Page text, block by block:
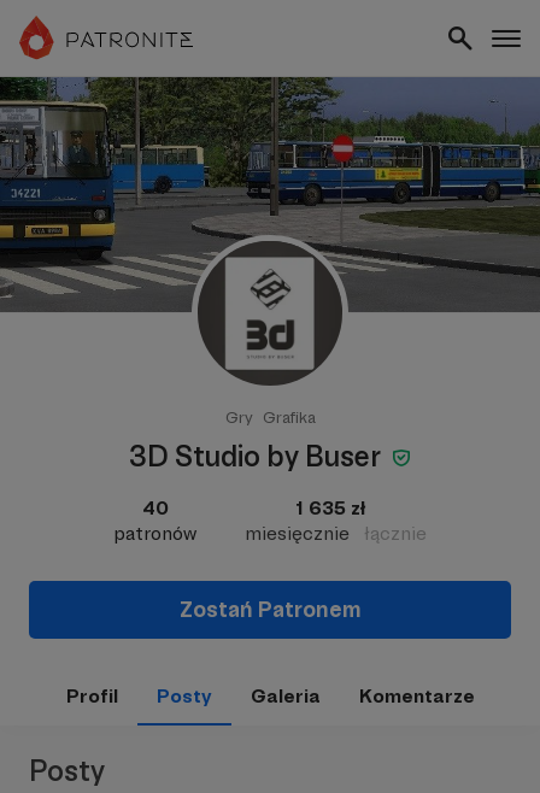
Gry Grafika
3D Studio by Buser
40
patronów
1 635 zł
miesięcznie
łącznie
Zostań Patronem
Profil Posty Galeria Komentarze
Posty